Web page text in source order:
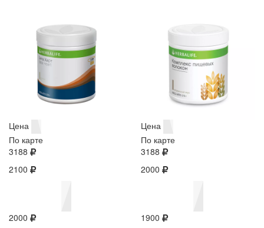
Цена
По карте
3188
2100
2000
Цена
По карте
3188
2000
1900